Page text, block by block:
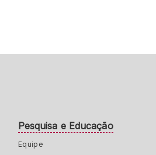
Pesquisa e Educação
Equipe